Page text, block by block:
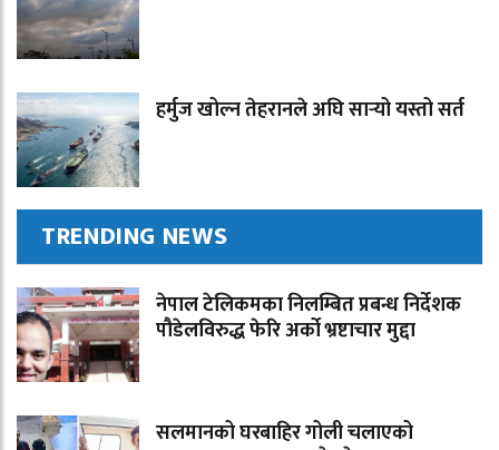
हर्मुज खोल्न तेहरानले अघि सार्‍यो यस्तो सर्त
TRENDING NEWS
नेपाल टेलिकमका निलम्बित प्रबन्ध निर्देशक
पौडेलविरुद्ध फेरि अर्को भ्रष्टाचार मुद्दा
सलमानको घरबाहिर गोली चलाएको